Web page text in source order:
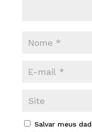
Salvar meus